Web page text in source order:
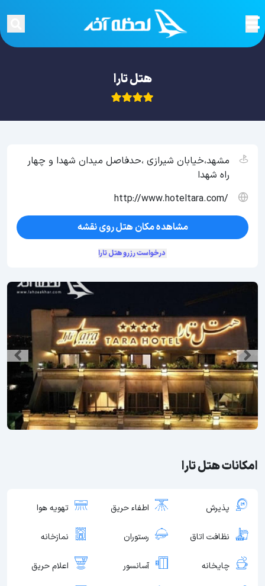
هتل تارا
امکانات هتل تارا
پذیرش اطفاء حریق تهویه هوا
نظافت اتاق رستوران نمازخانه
چایخانه آسانسور اعلام حریق
مشهد،خیابان شیرازی ،حدفاصل ميدان شهدا و چهار
راه شهدا
http://www.hoteltara.com/
مشاهده مکان هتل روی نقشه
درخواست رزرو هتل تارا